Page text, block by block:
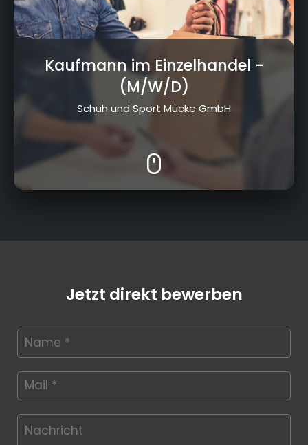
Kaufmann im Einzelhandel -
(M/W/D)
Schuh und Sport Mücke GmbH
Jetzt direkt bewerben